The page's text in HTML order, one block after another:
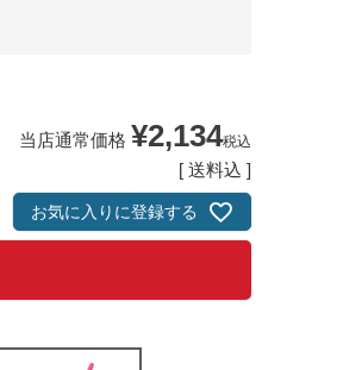
当店通常価格 ¥2,134税込
送料込
お気に入りに登録する